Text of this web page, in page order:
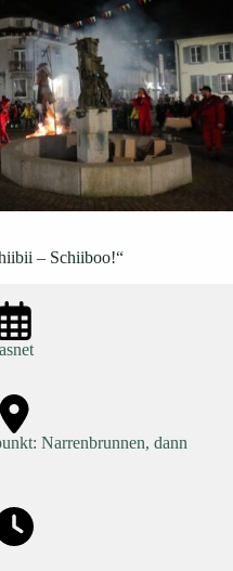
– Schiiboo!“
Narrenbrunnen, dann